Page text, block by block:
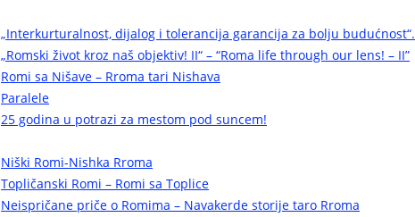
„Interkurturalnost, dijalog i tolerancija garancija za bolju budućnost“.
„Romski život kroz naš objektiv! II“ – “Roma life through our lens! – II”
Romi sa Nišave – Rroma tari Nishava
Paralele
25 godina u potrazi za mestom pod suncem!
Niški Romi-Nishka Rroma
Topličanski Romi – Romi sa Toplice
Neispričane priče o Romima – Navakerde storije taro Rroma